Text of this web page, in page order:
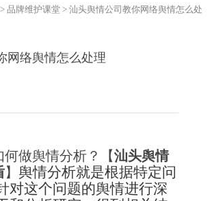
> 品牌维护课堂 > 汕头舆情公司教你网络舆情怎么处
网络舆情怎么处理
何做舆情分析？【汕头舆情
】 舆情分析就是根据特定问
对这个问题的舆情进行深